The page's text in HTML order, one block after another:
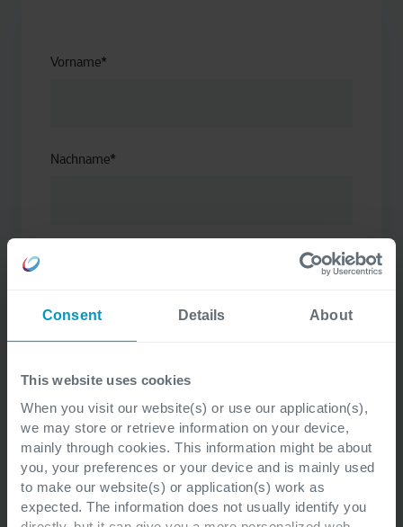
Consent Details About
This website uses cookies
When you visit our website(s) or use our application(s),
we may store or retrieve information on your device,
mainly through cookies. This information might be about
you, your preferences or your device and is mainly used
to make our website(s) or application(s) work as
expected. The information does not usually identify you
Vorname*
Nachname*
Bitte beachten Sie, mit Ausfüllen des Formulars
verarbeitet Cegeka Ihre Daten gemäß unserer
Datenschutzerklärung.